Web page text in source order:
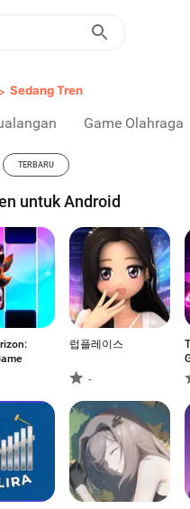
Sedang Tren
Game Olahraga
TERBARU
untuk Android
럽플레이스
-